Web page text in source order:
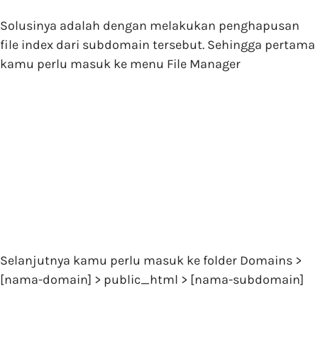
Solusinya adalah dengan melakukan penghapusan
file index dari subdomain tersebut. Sehingga pertama
kamu perlu masuk ke menu File Manager
Selanjutnya kamu perlu masuk ke folder Domains >
[nama-domain] > public_html > [nama-subdomain]